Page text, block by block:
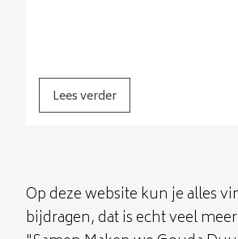
Lees verder
Op deze website kun je alles
bijdragen, dat is echt veel